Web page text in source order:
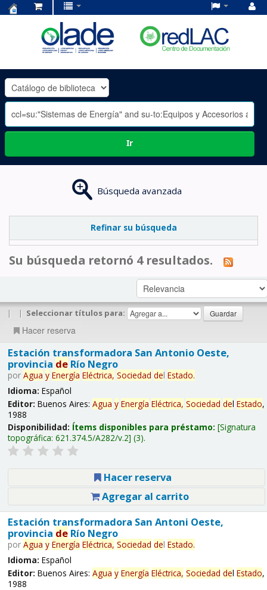
OLADE
-
Ir
Búsqueda avanzada
Refinar su búsqueda
Su búsqueda retornó 4 resultados.
| | Seleccionar títulos para:
Hacer reserva
Estación transformadora San Antonio Oeste,
provincia deRío Negro
por Agua y Energía Eléctrica, Sociedad del Estado.
Idioma: Español
Editor: Buenos Aires: Agua y Energía Eléctrica, Sociedad del Estado,
1988
Disponibilidad: Ítems disponibles para préstamo: Signatura
topográfica: 621.374.5/A282/v.2 (3).
Hacer reserva
Agregar al carrito
Estación transformadora San Antoni Oeste,
provincia deRío Negro
por Agua y Energía Eléctrica, Sociedad del Estado.
Idioma: Español
Editor: Buenos Aires: Agua y Energía Eléctrica, Sociedad del Estado,
1988